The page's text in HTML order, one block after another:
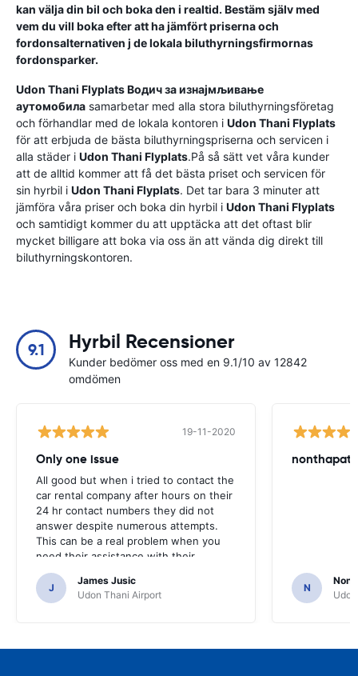
kan välja din bil och boka den i realtid. Bestäm själv med
vem du vill boka efter att ha jämfört priserna och
fordonsalternativen j de lokala biluthyrningsfirmornas
fordonsparker.
Udon Thani FlyplatsВодич за изнајмљивање
аутомобила samarbetar med alla stora biluthyrningsföretag
och förhandlar med de lokala kontoren i Udon Thani Flyplats
för att erbjuda de bästa biluthyrningspriserna och servicen i
alla städer i Udon Thani Flyplats.På så sätt vet våra kunder
att de alltid kommer att få det bästa priset och servicen för
sin hyrbil i Udon Thani Flyplats. Det tar bara 3 minuter att
jämföra våra priser och boka din hyrbil i Udon Thani Flyplats
och samtidigt kommer du att upptäcka att det oftast blir
mycket billigare att boka via oss än att vända dig direkt till
biluthyrningskontoren.
9.1 Hyrbil Recensioner
Kunder bedömer oss med en 9.1/10 av 12842
omdömen
19-11-2020
Only one issue
All good but when i tried to contact the
car rental company after hours on their
24 hr contact numbers they did not
answer despite numerous attempts.
This can be a real problem when you
need their assistance with their
services or car.
J
James Jusic
Udon Thani Airport
nonthapat
N